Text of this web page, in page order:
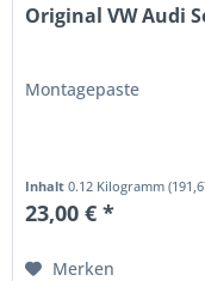
Original VW Audi
Montagepaste
Inhalt0.12 Kilogramm
23,00 € *
Merken